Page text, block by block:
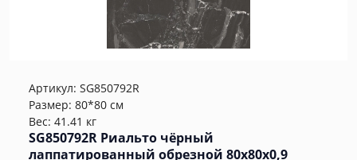
Артикул: SG850792R
Размер: 80*80 см
Вес: 41.41 кг
SG850792R Риальто чёрный
лаппатированный обрезной 80x80x0,9